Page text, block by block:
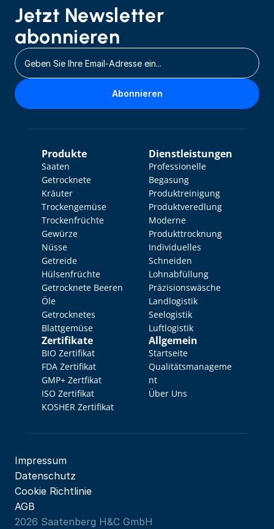
Jetzt Newsletter
abonnieren
Abonnieren
Produkte
Saaten
Getrocknete
Kräuter
Trockengemüse
Trockenfrüchte
Gewürze
Nüsse
Getreide
Hülsenfrüchte
Getrocknete Beeren
Öle
Getrocknetes
Blattgemüse
Zertifikate
BIO Zertifikat
FDA Zertifikat
GMP+ Zertfikat
ISO Zertifikat
KOSHER Zertifikat
Dienstleistungen
Professionelle
Begasung
Produktreinigung
Produktveredlung
Moderne
Produkttrocknung
Individuelles
Schneiden
Lohnabfüllung
Präzisionswäsche
Landlogistik
Seelogistik
Luftlogistik
Allgemein
Startseite
Qualitätsmanageme
nt
Über Uns
2026 Saatenberg H&C GmbH
Impressum
Datenschutz
Cookie Richtlinie
AGB